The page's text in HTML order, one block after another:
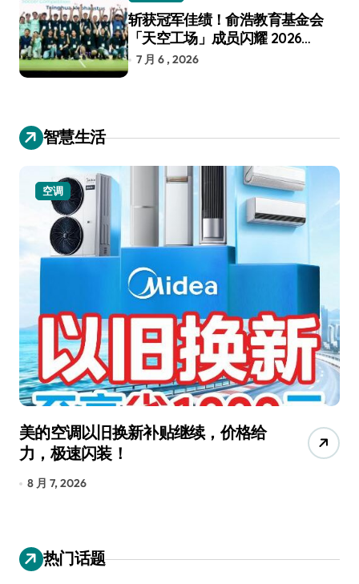
斩获冠军佳绩！俞浩教育基金会
「天空工场」成员闪耀 2026
RoboCup 机器人世界杯
7 月 6 , 2026
智慧生活
空调
美的空调以旧换新补贴继续，价格给
力，极速闪装！
8 月 7, 2026
热门话题